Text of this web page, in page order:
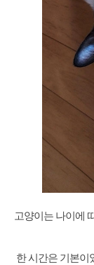
고양이는 나이에
한 시간은 기본이